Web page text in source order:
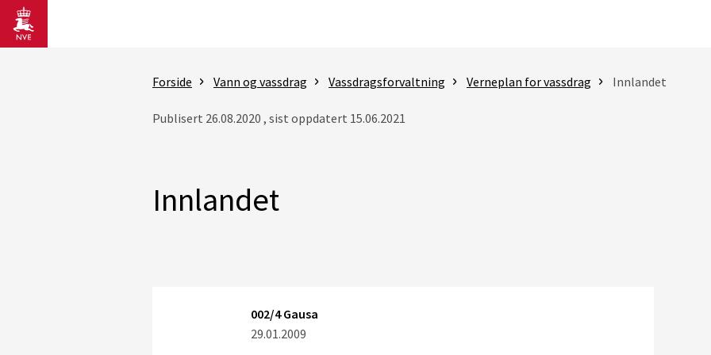
Gå til hovedinnhold
Forside Vann og vassdrag Vassdragsforvaltning Verneplan for vassdrag Innlandet
Publisert 26.08.2020 , sist oppdatert 15.06.2021
Innlandet
002/4 Gausa
29.01.2009